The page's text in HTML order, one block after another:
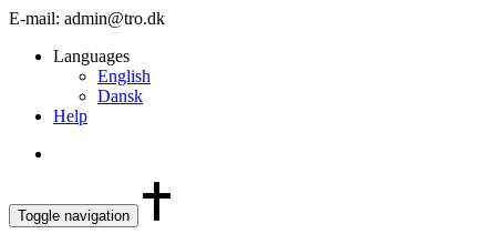
E-mail: admin@tro.dk
Languages
English
Dansk
Help
Toggle navigation